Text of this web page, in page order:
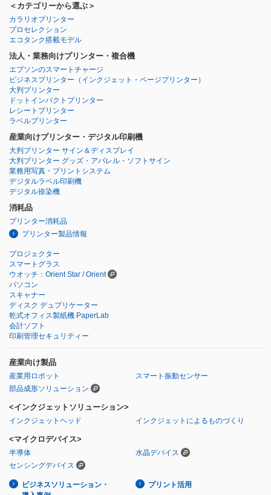
＜カテゴリーから選ぶ＞
カラリオプリンター
プロセレクション
エコタンク搭載モデル
法人・業務向けプリンター・複合機
エプソンのスマートチャージ
ビジネスプリンター （インクジェット・ページプリンター）
大判プリンター
ドットインパクトプリンター
レシートプリンター
ラベルプリンター
産業向けプリンター・デジタル印刷機
大判プリンター サイン＆ディスプレイ
大判プリンター グッズ・アパレル・ソフトサイン
業務用写真・プリントシステム
デジタルラベル印刷機
デジタル捺染機
消耗品
プリンター消耗品
プリンター製品情報
プロジェクター
スマートグラス
ウオッチ：Orient Star / Orient
パソコン
スキャナー
ディスク デュプリケーター
乾式オフィス製紙機 PaperLab
会計ソフト
印刷管理セキュリティー
産業向け製品
産業用ロボット
スマート振動センサー
部品成形ソリューション
<インクジェットソリューション>
インクジェットヘッド インクジェットによるものづくり
<マイクロデバイス>
半導体
水晶デバイス
センシングデバイス
ビジネスソリューション・
プリント活用